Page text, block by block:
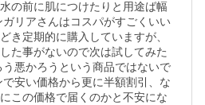
の前に肌につけたりと用途ば幅
リアさんはコスパがすごくいい
き定期的に購入していますが、
た事がないので次は試してみた
悪かろうという商品ではないで
安い価格から更に半額割引、な
この価格で届くのかと不安にな